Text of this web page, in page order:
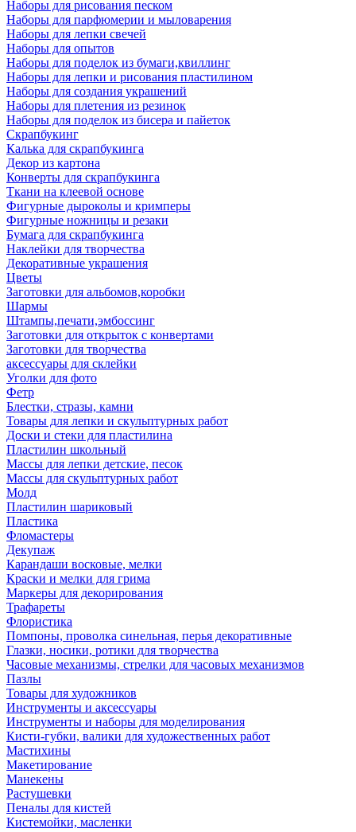
Наборы для рисования песком
Наборы для парфюмерии и мыловарения
Наборы для лепки свечей
Наборы для опытов
Наборы для поделок из бумаги,квиллинг
Наборы для лепки и рисования пластилином
Наборы для создания украшений
Наборы для плетения из резинок
Наборы для поделок из бисера и пайеток
Скрапбукинг
Калька для скрапбукинга
Декор из картона
Конверты для скрапбукинга
Ткани на клеевой основе
Фигурные дыроколы и кримперы
Фигурные ножницы и резаки
Бумага для скрапбукинга
Наклейки для творчества
Декоративные украшения
Цветы
Заготовки для альбомов,коробки
Шармы
Штампы,печати,эмбоссинг
Заготовки для открыток с конвертами
Заготовки для творчества
аксессуары для склейки
Уголки для фото
Фетр
Блестки, стразы, камни
Товары для лепки и скульптурных работ
Доски и стеки для пластилина
Пластилин школьный
Массы для лепки детские, песок
Массы для скульптурных работ
Молд
Пластилин шариковый
Пластика
Фломастеры
Декупаж
Карандаши восковые, мелки
Краски и мелки для грима
Маркеры для декорирования
Трафареты
Флористика
Помпоны, проволка синельная, перья декоративные
Глазки, носики, ротики для творчества
Часовые механизмы, стрелки для часовых механизмов
Пазлы
Товары для художников
Инструменты и аксессуары
Инструменты и наборы для моделирования
Кисти-губки, валики для художественных работ
Мастихины
Макетирование
Манекены
Растушевки
Пеналы для кистей
Кистемойки, масленки